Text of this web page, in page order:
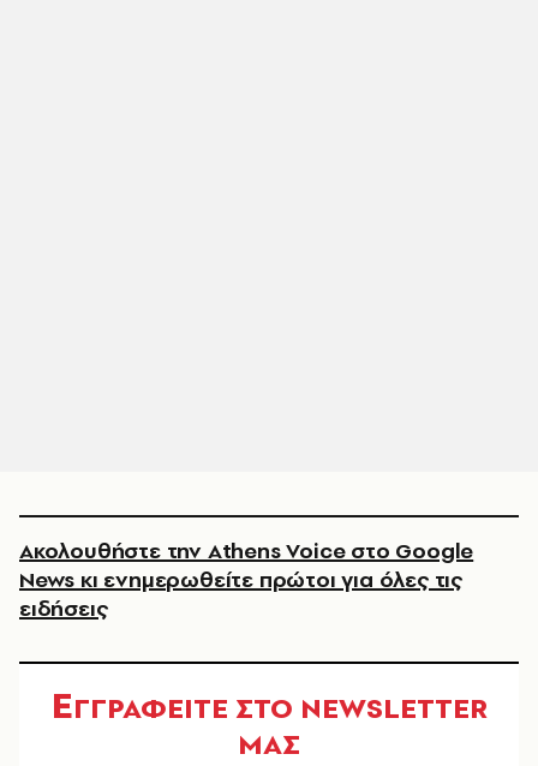
Ακολουθήστε την Athens Voice στο Google
News κι ενημερωθείτε πρώτοι για όλες τις
ειδήσεις
ΕΓΓΡΑΦΕΙΤΕ ΣΤΟ NEWSLETTER
ΜΑΣ